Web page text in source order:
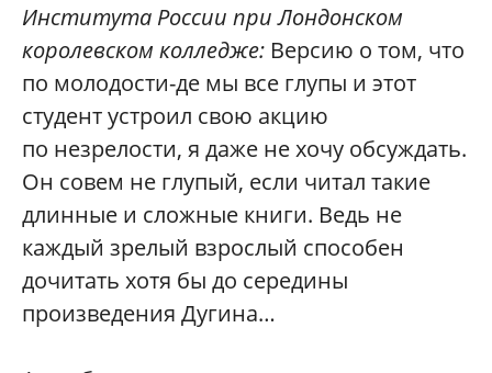
Института России при Лондонском
королевском колледже: Версию о том, что
по молодости-де мы все глупы и этот
студент устроил свою акцию
по незрелости, я даже не хочу обсуждать.
Он совем не глупый, если читал такие
длинные и сложные книги. Ведь не
каждый зрелый взрослый способен
дочитать хотя бы до середины
произведения Дугина…